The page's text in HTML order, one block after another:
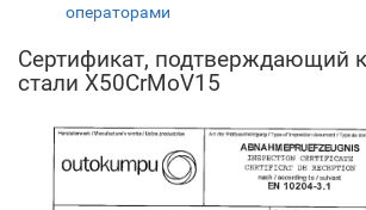
операторами
Сертификат, подтверждающий
стали X50CrMoV15